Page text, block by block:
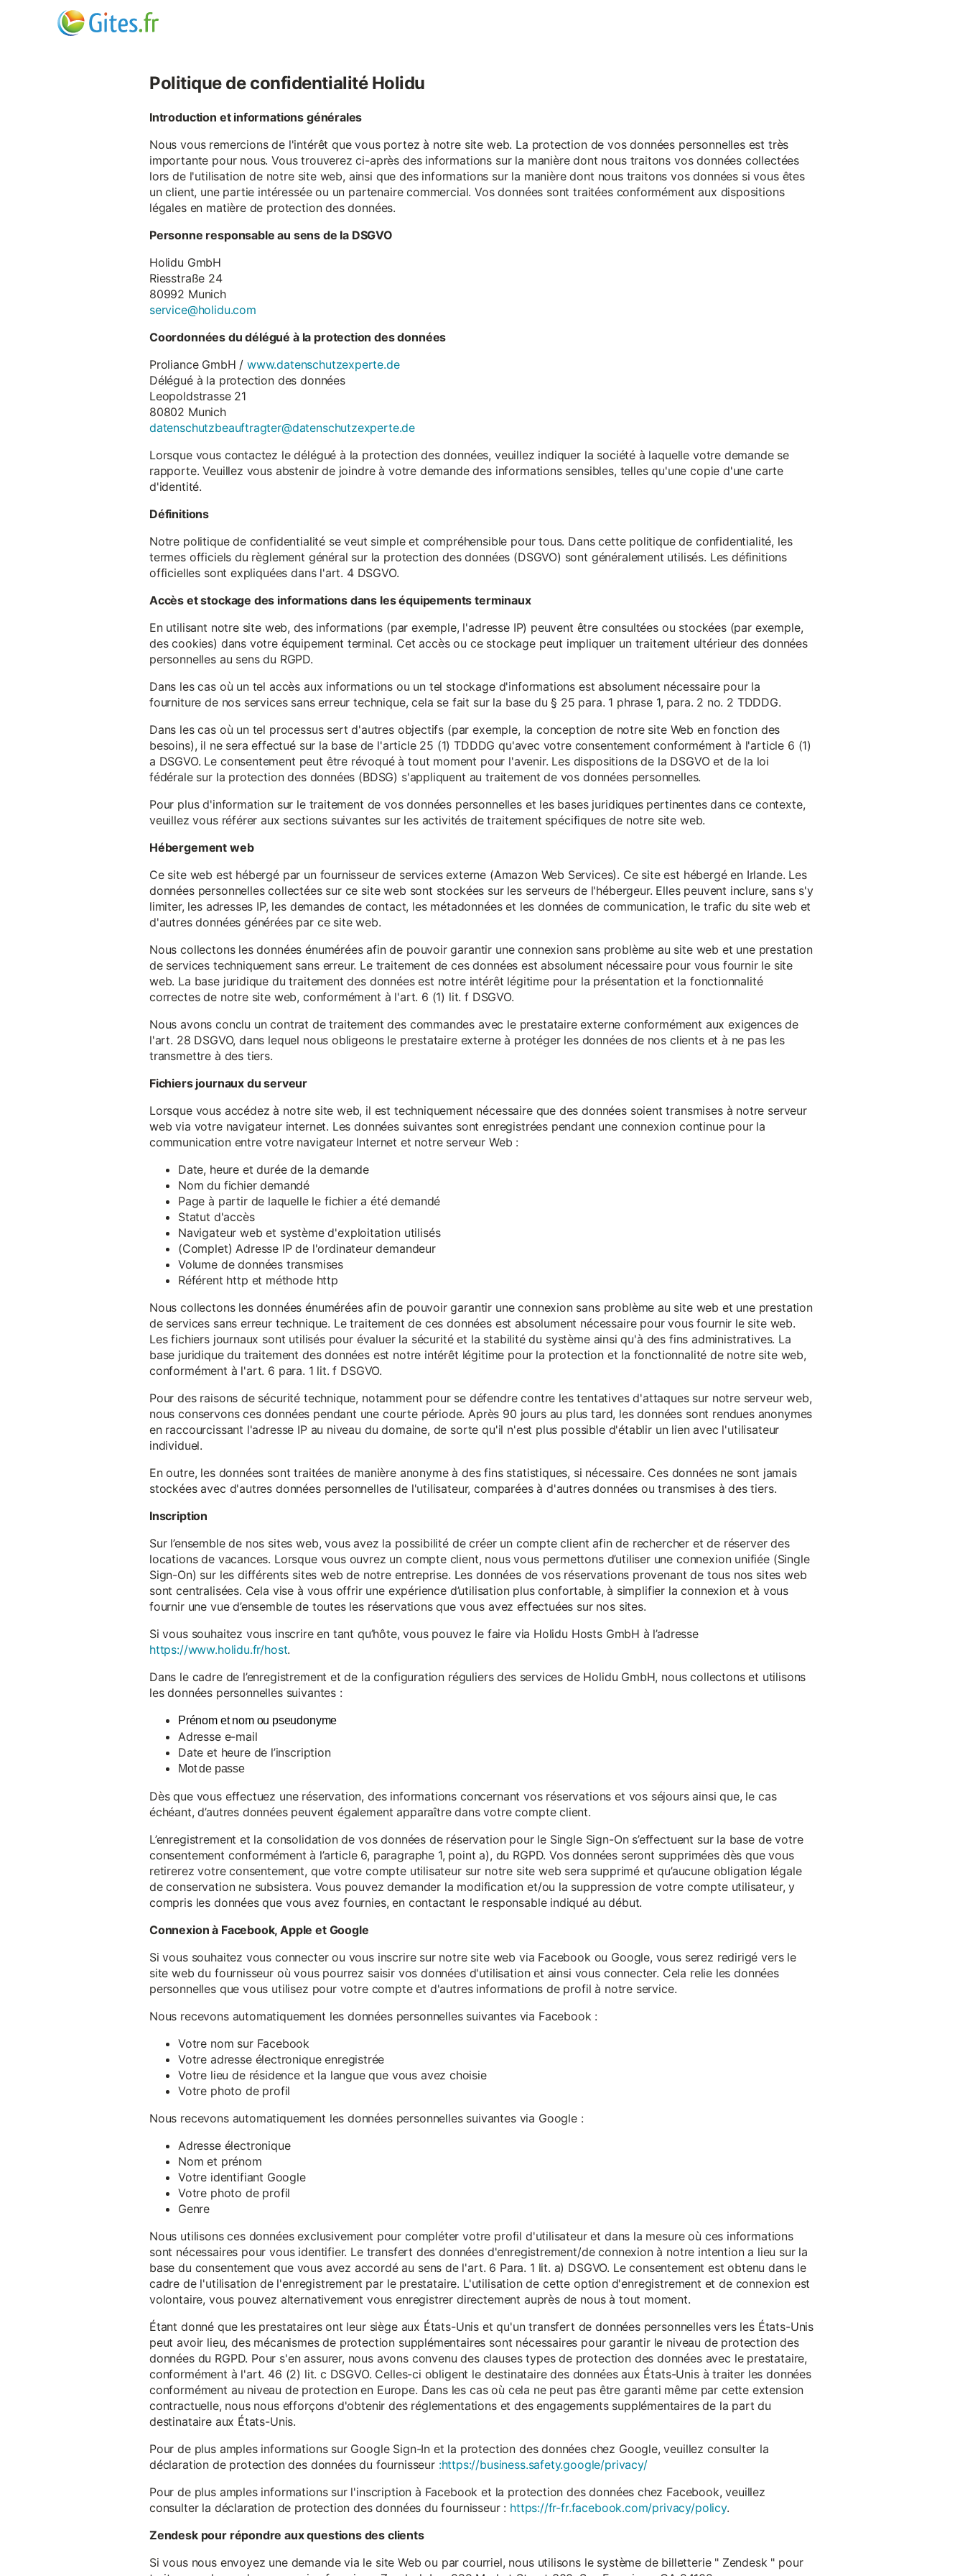
Politique de confidentialité Holidu
Introduction et informations générales
Nous vous remercions de l'intérêt que vous portez à notre site web. La protection de vos données personnelles est très
importante pour nous. Vous trouverez ci-après des informations sur la manière dont nous traitons vos données collectées
lors de l'utilisation de notre site web, ainsi que des informations sur la manière dont nous traitons vos données si vous êtes
un client, une partie intéressée ou un partenaire commercial. Vos données sont traitées conformément aux dispositions
légales en matière de protection des données.
Personne responsable au sens de la DSGVO
Holidu GmbH
Riesstraße 24
80992 Munich
service@holidu.com
Coordonnées du délégué à la protection des données
Proliance GmbH /www.datenschutzexperte.de
Délégué à la protection des données
Leopoldstrasse 21
80802 Munich
datenschutzbeauftragter@datenschutzexperte.de
Lorsque vous contactez le délégué à la protection des données, veuillez indiquer la société à laquelle votre demande se
rapporte. Veuillez vous abstenir de joindre à votre demande des informations sensibles, telles qu'une copie d'une carte
d'identité.
Définitions
Notre politique de confidentialité se veut simple et compréhensible pour tous. Dans cette politique de confidentialité, les
termes officiels du règlement général sur la protection des données (DSGVO) sont généralement utilisés. Les définitions
officielles sont expliquées dans l'art. 4 DSGVO.
Accès et stockage des informations dans les équipements terminaux
En utilisant notre site web, des informations (par exemple, l'adresse IP) peuvent être consultées ou stockées (par exemple,
des cookies) dans votre équipement terminal. Cet accès ou ce stockage peut impliquer un traitement ultérieur des données
personnelles au sens du RGPD.
Dans les cas où un tel accès aux informations ou un tel stockage d'informations est absolument nécessaire pour la
fourniture de nos services sans erreur technique, cela se fait sur la base du § 25 para. 1 phrase 1, para. 2 no. 2 TDDDG.
Dans les cas où un tel processus sert d'autres objectifs (par exemple, la conception de notre site Web en fonction des
besoins), il ne sera effectué sur la base de l'article 25 (1) TDDDG qu'avec votre consentement conformément à l'article 6 (1)
a DSGVO. Le consentement peut être révoqué à tout moment pour l'avenir. Les dispositions de la DSGVO et de la loi
fédérale sur la protection des données (BDSG) s'appliquent au traitement de vos données personnelles.
Pour plus d'information sur le traitement de vos données personnelles et les bases juridiques pertinentes dans ce contexte,
veuillez vous référer aux sections suivantes sur les activités de traitement spécifiques de notre site web.
Hébergement web
Ce site web est hébergé par un fournisseur de services externe (Amazon Web Services). Ce site est hébergé en Irlande. Les
données personnelles collectées sur ce site web sont stockées sur les serveurs de l'hébergeur. Elles peuvent inclure, sans s'y
limiter, les adresses IP, les demandes de contact, les métadonnées et les données de communication, le trafic du site web et
d'autres données générées par ce site web.
Nous collectons les données énumérées afin de pouvoir garantir une connexion sans problème au site web et une prestation
de services techniquement sans erreur. Le traitement de ces données est absolument nécessaire pour vous fournir le site
web. La base juridique du traitement des données est notre intérêt légitime pour la présentation et la fonctionnalité
correctes de notre site web, conformément à l'art. 6 (1) lit. f DSGVO.
Nous avons conclu un contrat de traitement des commandes avec le prestataire externe conformément aux exigences de
l'art. 28 DSGVO, dans lequel nous obligeons le prestataire externe à protéger les données de nos clients et à ne pas les
transmettre à des tiers.
Fichiers journaux du serveur
Lorsque vous accédez à notre site web, il est techniquement nécessaire que des données soient transmises à notre serveur
web via votre navigateur internet. Les données suivantes sont enregistrées pendant une connexion continue pour la
communication entre votre navigateur Internet et notre serveur Web :
Date, heure et durée de la demande
Nom du fichier demandé
Page à partir de laquelle le fichier a été demandé
Statut d'accès
Navigateur web et système d'exploitation utilisés
(Complet) Adresse IP de l'ordinateur demandeur
Volume de données transmises
Référent http et méthode http
Nous collectons les données énumérées afin de pouvoir garantir une connexion sans problème au site web et une prestation
de services sans erreur technique. Le traitement de ces données est absolument nécessaire pour vous fournir le site web.
Les fichiers journaux sont utilisés pour évaluer la sécurité et la stabilité du système ainsi qu'à des fins administratives. La
base juridique du traitement des données est notre intérêt légitime pour la protection et la fonctionnalité de notre site web,
conformément à l'art. 6 para. 1 lit. f DSGVO.
Pour des raisons de sécurité technique, notamment pour se défendre contre les tentatives d'attaques sur notre serveur web,
nous conservons ces données pendant une courte période. Après 90 jours au plus tard, les données sont rendues anonymes
en raccourcissant l'adresse IP au niveau du domaine, de sorte qu'il n'est plus possible d'établir un lien avec l'utilisateur
individuel.
En outre, les données sont traitées de manière anonyme à des fins statistiques, si nécessaire. Ces données ne sont jamais
stockées avec d'autres données personnelles de l'utilisateur, comparées à d'autres données ou transmises à des tiers.
Inscription
Sur l’ensemble de nos sites web, vous avez la possibilité de créer un compte client afin de rechercher et de réserver des
locations de vacances. Lorsque vous ouvrez un compte client, nous vous permettons d’utiliser une connexion unifiée (Single
Sign-On) sur les différents sites web de notre entreprise. Les données de vos réservations provenant de tous nos sites web
sont centralisées. Cela vise à vous offrir une expérience d’utilisation plus confortable, à simplifier la connexion et à vous
fournir une vue d’ensemble de toutes les réservations que vous avez effectuées sur nos sites.
Si vous souhaitez vous inscrire en tant qu’hôte, vous pouvez le faire via Holidu Hosts GmbH à l’adresse
https://www.holidu.fr/host.
Dans le cadre de l’enregistrement et de la configuration réguliers des services de Holidu GmbH, nous collectons et utilisons
les données personnelles suivantes :
Prénom et nom ou pseudonyme
Adresse e-mail
Date et heure de l’inscription
Mot de passe
Dès que vous effectuez une réservation, des informations concernant vos réservations et vos séjours ainsi que, le cas
échéant, d’autres données peuvent également apparaître dans votre compte client.
L’enregistrement et la consolidation de vos données de réservation pour le Single Sign-On s’effectuent sur la base de votre
consentement conformément à l’article 6, paragraphe 1, point a), du RGPD. Vos données seront supprimées dès que vous
retirerez votre consentement, que votre compte utilisateur sur notre site web sera supprimé et qu’aucune obligation légale
de conservation ne subsistera. Vous pouvez demander la modification et/ou la suppression de votre compte utilisateur, y
compris les données que vous avez fournies, en contactant le responsable indiqué au début.
Connexion à Facebook, Apple et Google
Si vous souhaitez vous connecter ou vous inscrire sur notre site web via Facebook ou Google, vous serez redirigé vers le
site web du fournisseur où vous pourrez saisir vos données d'utilisation et ainsi vous connecter. Cela relie les données
personnelles que vous utilisez pour votre compte et d'autres informations de profil à notre service.
Nous recevons automatiquement les données personnelles suivantes via Facebook :
Votre nom sur Facebook
Votre adresse électronique enregistrée
Votre lieu de résidence et la langue que vous avez choisie
Votre photo de profil
Nous recevons automatiquement les données personnelles suivantes via Google :
Adresse électronique
Nom et prénom
Votre identifiant Google
Votre photo de profil
Genre
Nous utilisons ces données exclusivement pour compléter votre profil d'utilisateur et dans la mesure où ces informations
sont nécessaires pour vous identifier. Le transfert des données d'enregistrement/de connexion à notre intention a lieu sur la
base du consentement que vous avez accordé au sens de l'art. 6 Para. 1 lit. a) DSGVO. Le consentement est obtenu dans le
cadre de l'utilisation de l'enregistrement par le prestataire. L'utilisation de cette option d'enregistrement et de connexion est
volontaire, vous pouvez alternativement vous enregistrer directement auprès de nous à tout moment.
Étant donné que les prestataires ont leur siège aux États-Unis et qu'un transfert de données personnelles vers les États-Unis
peut avoir lieu, des mécanismes de protection supplémentaires sont nécessaires pour garantir le niveau de protection des
données du RGPD. Pour s'en assurer, nous avons convenu des clauses types de protection des données avec le prestataire,
conformément à l'art. 46 (2) lit. c DSGVO. Celles-ci obligent le destinataire des données aux États-Unis à traiter les données
conformément au niveau de protection en Europe. Dans les cas où cela ne peut pas être garanti même par cette extension
contractuelle, nous nous efforçons d'obtenir des réglementations et des engagements supplémentaires de la part du
destinataire aux États-Unis.
Pour de plus amples informations sur Google Sign-In et la protection des données chez Google, veuillez consulter la
déclaration de protection des données du fournisseur :https://business.safety.google/privacy/
Pour de plus amples informations sur l'inscription à Facebook et la protection des données chez Facebook, veuillez
consulter la déclaration de protection des données du fournisseur : https://fr-fr.facebook.com/privacy/policy.
Zendesk pour répondre aux questions des clients
Si vous nous envoyez une demande via le site Web ou par courriel, nous utilisons le système de billetterie " Zendesk " pour